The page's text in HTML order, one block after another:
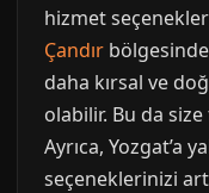
hizmet
Çandır
daha kırsal ve
olabilir. Bu da
Ayrıca, Yozgat’a
seçeneklerinizi